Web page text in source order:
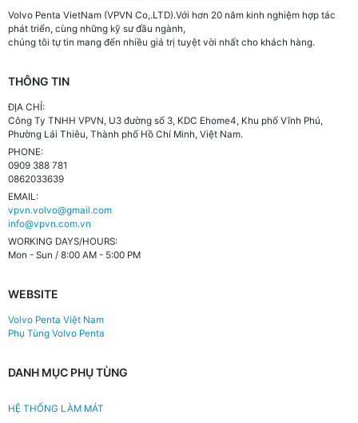
Volvo Penta VietNam (VPVN Co,.LTD).Với hơn 20 năm kinh nghiệm hợp tác
phát triển, cùng những kỹ sư đầu ngành,
chúng tôi tự tin mang đến nhiều giá trị tuyệt vời nhất cho khách hàng.
THÔNG TIN
ĐỊA CHỈ:
Công Ty TNHH VPVN, U3 đường số 3, KDC Ehome4, Khu phố Vĩnh Phú,
Phường Lái Thiêu, Thành phố Hồ Chí Minh, Việt Nam.
PHONE:
0909 388 781
0862033639
EMAIL:
vpvn.volvo@gmail.com
info@vpvn.com.vn
WORKING DAYS/HOURS:
Mon - Sun / 8:00 AM - 5:00 PM
WEBSITE
Volvo Penta Việt Nam
Phụ Tùng Volvo Penta
DANH MỤC PHỤ TÙNG
HỆ THỐNG LÀM MÁT